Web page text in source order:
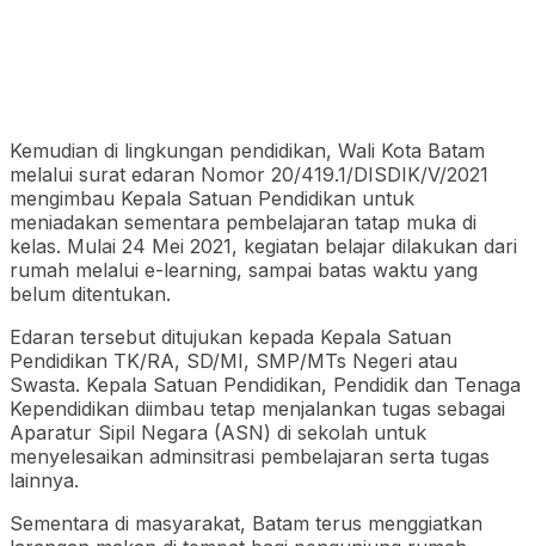
Kemudian di lingkungan pendidikan, Wali Kota Batam
melalui surat edaran Nomor 20/419.1/DISDIK/V/2021
mengimbau Kepala Satuan Pendidikan untuk
meniadakan sementara pembelajaran tatap muka di
kelas. Mulai 24 Mei 2021, kegiatan belajar dilakukan dari
rumah melalui e-learning, sampai batas waktu yang
belum ditentukan.
Edaran tersebut ditujukan kepada Kepala Satuan
Pendidikan TK/RA, SD/MI, SMP/MTs Negeri atau
Swasta. Kepala Satuan Pendidikan, Pendidik dan Tenaga
Kependidikan diimbau tetap menjalankan tugas sebagai
Aparatur Sipil Negara (ASN) di sekolah untuk
menyelesaikan adminsitrasi pembelajaran serta tugas
lainnya.
Sementara di masyarakat, Batam terus menggiatkan